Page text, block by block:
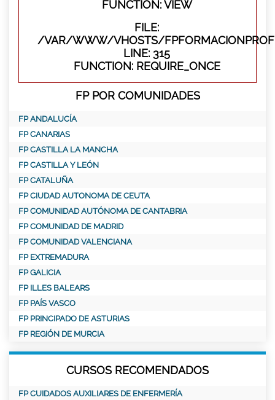
FUNCTION: VIEW
FILE:
/VAR/WWW/VHOSTS/
LINE: 315
FUNCTION: REQUIRE_ONCE
FP POR COMUNIDADES
FP ANDALUCÍA
FP CANARIAS
FP CASTILLA LA MANCHA
FP CASTILLA Y LEÓN
FP CATALUÑA
FP CIUDAD AUTONOMA DE CEUTA
FP COMUNIDAD AUTÓNOMA DE CANTABRIA
FP COMUNIDAD DE MADRID
FP COMUNIDAD VALENCIANA
FP EXTREMADURA
FP GALICIA
FP ILLES BALEARS
FP PAÍS VASCO
FP PRINCIPADO DE ASTURIAS
FP REGIÓN DE MURCIA
CURSOS RECOMENDADOS
FP CUIDADOS AUXILIARES DE ENFERMERÍA